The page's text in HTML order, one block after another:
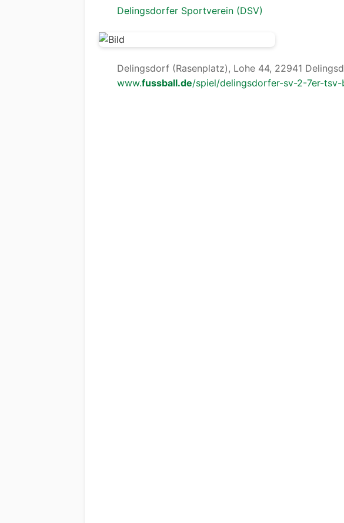
Delingsdorfer Sportverein (DSV)
Delingsdorf (Rasenplatz), Lohe 44, 22941
www.fussball.de/spiel/delingsdorfer-sv-2-7er-